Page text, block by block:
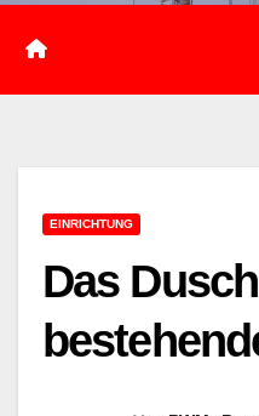
EINRICHTUNG
Das